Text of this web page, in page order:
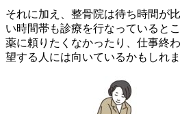
それに加え、整骨院は待ち時間が
い時間帯も診療を行なっていると
薬に頼りたくなかったり、仕事終
望する人には向いているかもしれま